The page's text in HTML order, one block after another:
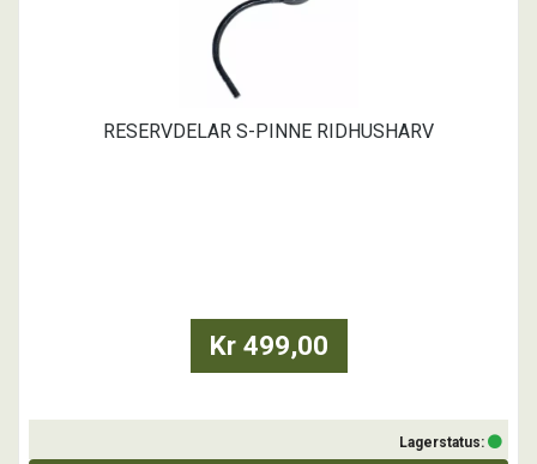
RESERVDELAR S-PINNE RIDHUSHARV
Kr 499,00
Lagerstatus: